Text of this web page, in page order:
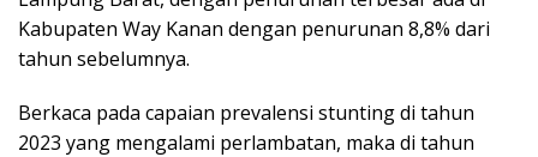
Kabupaten Way Kanan dengan penurunan 8,8% dari
tahun sebelumnya.
Berkaca pada capaian prevalensi stunting di tahun
2023 yang mengalami perlambatan, maka di tahun